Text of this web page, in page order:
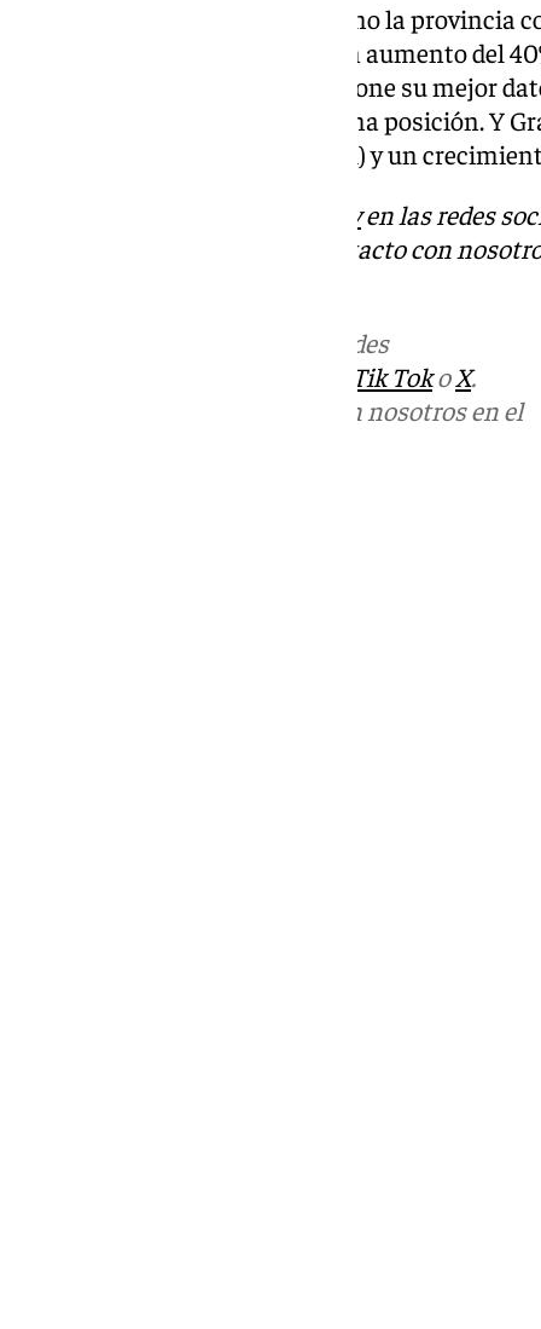
Jaén, por su parte, se coloca como la provincia
exportaciones a EE. UU., con un aumento del
euros (3,8% del total), lo que supone su mejor
norteamericano desde la séptima posición. Y
millones de euros (2,1% del total) y un
101Tven las redes
. Puedes ponerte en contacto con
en las redes
Tik TokoX.
Puedes ponerte en contacto con nosotros en el